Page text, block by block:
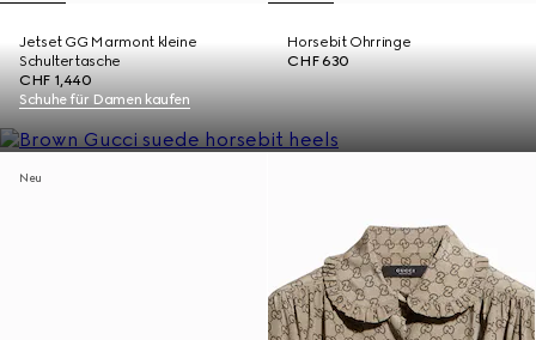
Jetset GG Marmont kleine
Schultertasche
CHF 1,440
Horsebit Ohrringe
CHF 630
Schuhe für Damen kaufen
Neu